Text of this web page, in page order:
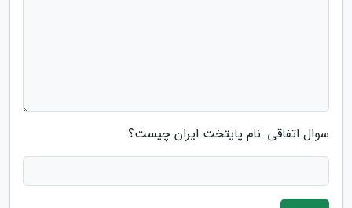
سوال اتفاقی: نام پایتخت ایران چیست؟